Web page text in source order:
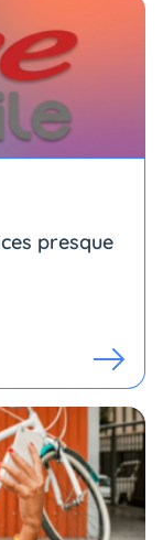
presque